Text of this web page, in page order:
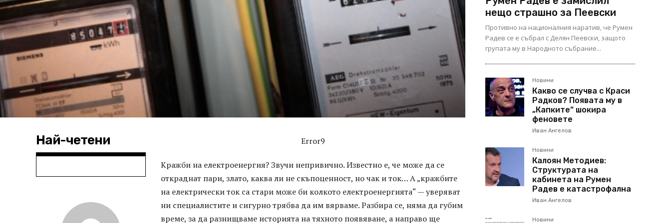
Най-четени Error9
Кражби на електроенергия? Звучи непривично. Известно е, че може да се
откраднат пари, злато, каква ли не скъпоценност, но чак и ток… А „кражбите
на електрически ток са стари може би колкото електроенергията“ — уверяват
ни специалистите и сигурно трябва да им вярваме. Разбира се, няма да губим
време, за да разнищваме историята на тяхното появяване, а направо ще
нещо страшно за Пеевски
Противно на националния наратив, че Румен
Радев се е събрал с Делян Пеевски, защото
групата му в Народното събрание...
Новини
Какво се случва с Краси
Радков? Появата му в
„Капките“ шокира
феновете
Иван Ангелов
Новини
Калоян Методиев:
Структурата на
кабинета на Румен
Радев е катастрофална
Иван Ангелов
Новини